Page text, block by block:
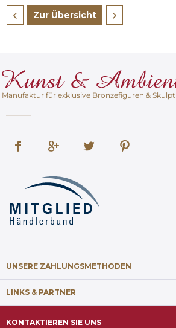
Zur Übersicht
Manufaktur für exklusive Bronzefiguren &
UNSERE ZAHLUNGSMETHODEN
LINKS & PARTNER
KONTAKTIEREN SIE UNS